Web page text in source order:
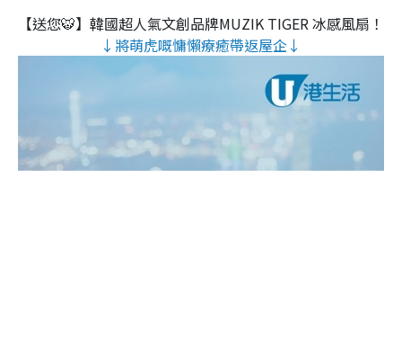
【送您🐯】韓國超人氣文創品牌MUZIK TIGER 冰感風扇！
↓將萌虎嘅慵懶療癒帶返屋企↓